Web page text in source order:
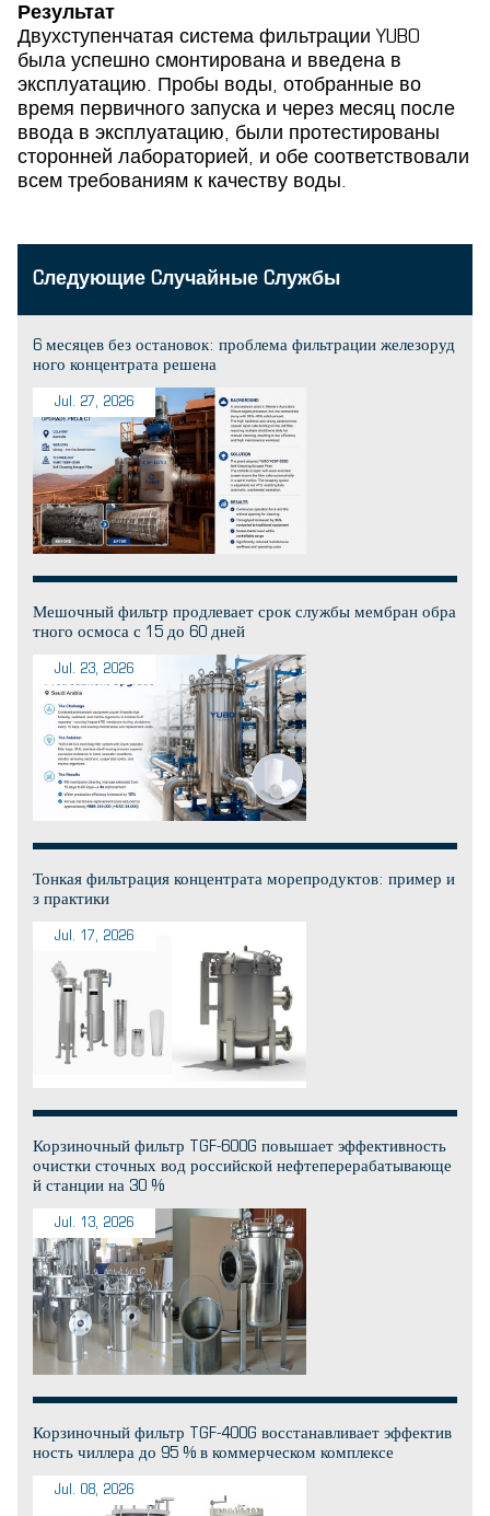
Результат
Двухступенчатая система фильтрации YUBO
была успешно смонтирована и введена в
эксплуатацию. Пробы воды, отобранные во
время первичного запуска и через месяц после
ввода в эксплуатацию, были протестированы
сторонней лабораторией, и обе соответствовали
всем требованиям к качеству воды.
Cледующие Cлучайные Cлужбы
6 месяцев без остановок: проблема фильтрации железоруд
ного концентрата решена
Jul. 27, 2026
Мешочный фильтр продлевает срок службы мембран обра
тного осмоса с 15 до 60 дней
Jul. 23, 2026
Тонкая фильтрация концентрата морепродуктов: пример и
з практики
Jul. 17, 2026
Корзиночный фильтр TGF-600G повышает эффективность
очистки сточных вод российской нефтеперерабатывающе
й станции на 30 %
Jul. 13, 2026
Корзиночный фильтр TGF-400G восстанавливает эффектив
ность чиллера до 95 % в коммерческом комплексе
Jul. 08, 2026